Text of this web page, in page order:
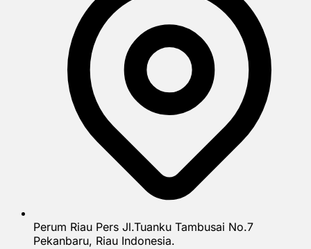
Perum Riau Pers Jl.Tuanku Tambusai No.7
Pekanbaru, Riau Indonesia.